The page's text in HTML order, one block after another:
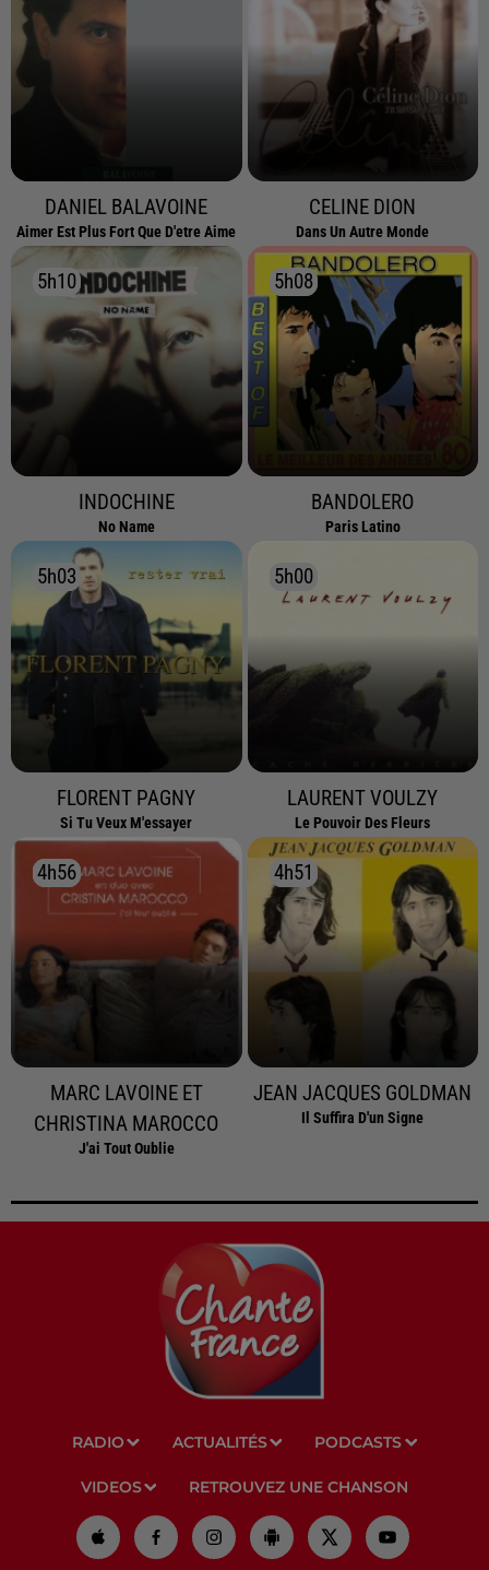
DANIEL BALAVOINE
Aimer Est Plus Fort Que D'etre Aime
CELINE DION
Dans Un Autre Monde
5h10
5h10
INDOCHINE
No Name
5h08
5h08
BANDOLERO
Paris Latino
5h03
5h03
FLORENT PAGNY
Si Tu Veux M'essayer
5h00
5h00
LAURENT VOULZY
Le Pouvoir Des Fleurs
4h56
4h56
MARC LAVOINE ET
CHRISTINA MAROCCO
J'ai Tout Oublie
4h51
4h51
JEAN JACQUES GOLDMAN
Il Suffira D'un Signe
RADIO ACTUALITÉS PODCASTS
VIDEOS RETROUVEZ UNE CHANSON